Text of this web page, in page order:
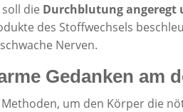
die Durchblutung angeregt
des Stoffwechsels
Nerven.
Gedanken am
um den Körper die